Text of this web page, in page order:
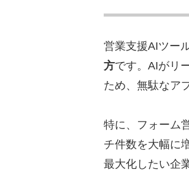
営業支援AIツール
方です。AIがリ
ため、無駄なア
特に、フォーム
チ件数を大幅に
最大化したい企